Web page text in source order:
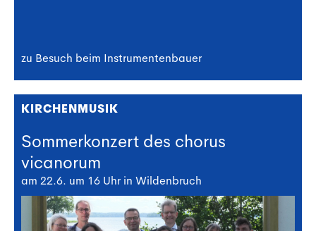
zu Besuch beim Instrumentenbauer
KIRCHENMUSIK
Sommerkonzert des chorus
vicanorum
am 22.6. um 16 Uhr in Wildenbruch